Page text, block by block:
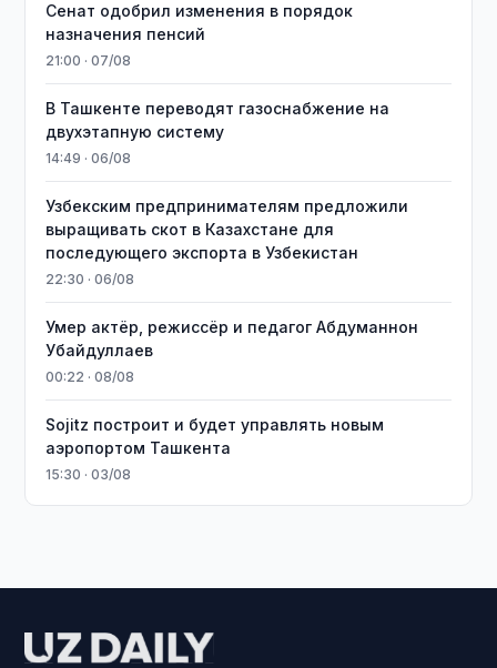
Сенат одобрил изменения в порядок
назначения пенсий
21:00 · 07/08
В Ташкенте переводят газоснабжение на
двухэтапную систему
14:49 · 06/08
Узбекским предпринимателям предложили
выращивать скот в Казахстане для
последующего экспорта в Узбекистан
22:30 · 06/08
Умер актёр, режиссёр и педагог Абдуманнон
Убайдуллаев
00:22 · 08/08
Sojitz построит и будет управлять новым
аэропортом Ташкента
15:30 · 03/08